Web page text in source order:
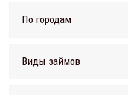
По городам
Виды займов